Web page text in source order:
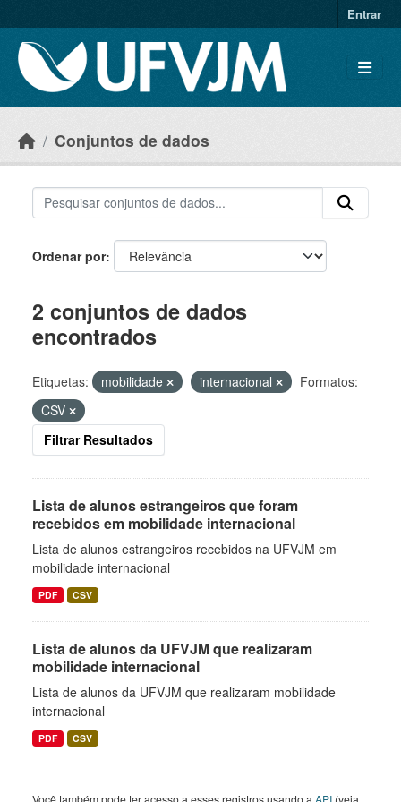
Entrar
Conjuntos de dados
Ordenar por
2 conjuntos de dados
encontrados
Etiquetas: mobilidade internacional
Formatos:
CSV
Filtrar Resultados
Lista de alunos estrangeiros que foram
recebidos em mobilidade internacional
Lista de alunos estrangeiros recebidos na UFVJM em
mobilidade internacional
PDF CSV
Lista de alunos da UFVJM que realizaram
mobilidade internacional
Lista de alunos da UFVJM que realizaram mobilidade
internacional
PDF CSV
Você também pode ter acesso a esses registros usando a API (veja